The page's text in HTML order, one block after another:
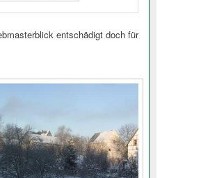
entschädigt doch für